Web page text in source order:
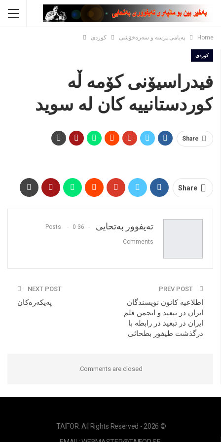
Home پەیامی پرسە و سەرەخۆشی کوردی
کوردی
فیدراسیۆنی کۆمه ڵه
کوردستانییه کان له سوید
Share
Share
‌تەیفوور‌ بەتحایی 36 Posts
0
Comments
اطلاعیه کانون نویسندگان
ایران در تبعید و انجمن قلم
ایران در تبعید در رابطه با
درگذشت طیفور بطحائی
NEXT POST
په‌یکه‌ره‌کان
Comments are closed.
© 2026 - TAIFOR. All Rights Reserved.